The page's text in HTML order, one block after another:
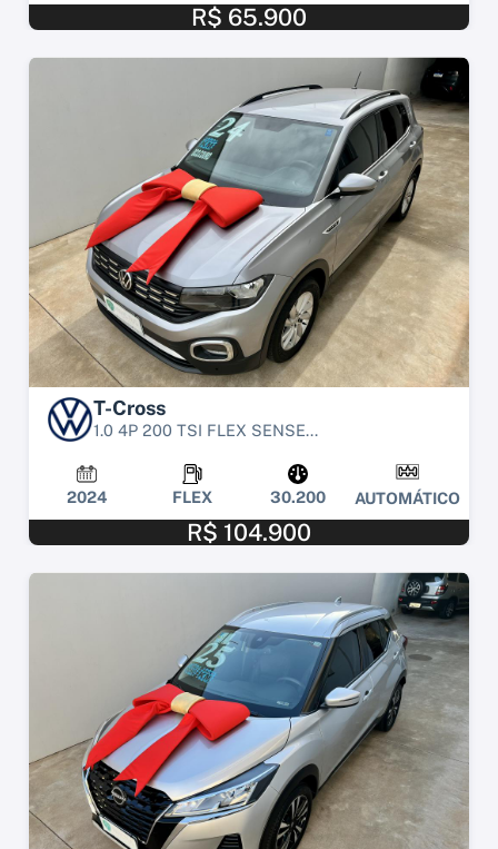
R$ 65.900
T-Cross
1.0 4P 200 TSI FLEX SENSE...
2024 FLEX 30.200 AUTOMÁTICO
R$ 104.900